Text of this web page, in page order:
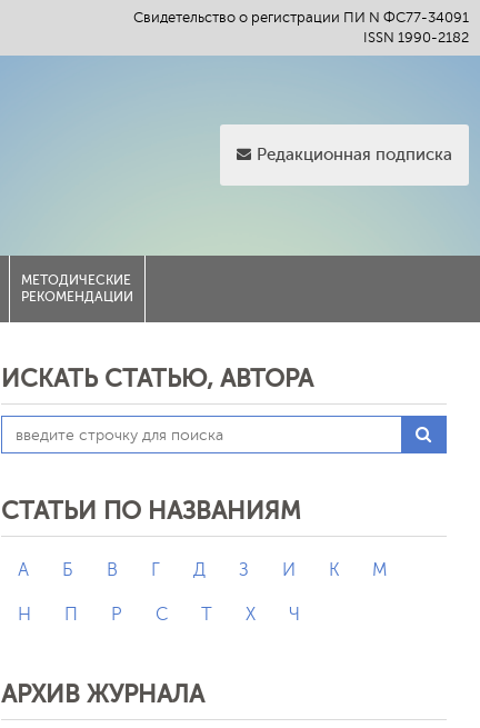
Свидетельство о регистрации ПИ N ФС77-34091
ISSN 1990-2182
Редакционная подписка
МЕТОДИЧЕСКИЕ
РЕКОМЕНДАЦИИ
ИСКАТЬ СТАТЬЮ, АВТОРА
СТАТЬИ ПО НАЗВАНИЯМ
А Б В Г Д З И К М
Н П Р С Т Х Ч
АРХИВ ЖУРНАЛА